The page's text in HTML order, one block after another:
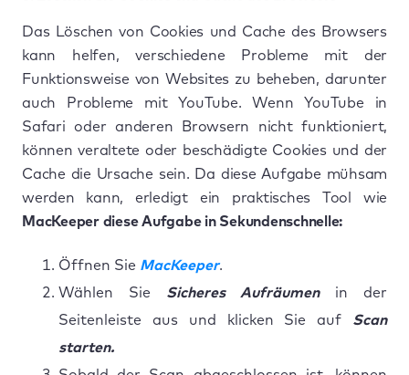
Das Löschen von Cookies und Cache des Browsers
kann helfen, verschiedene Probleme mit der
Funktionsweise von Websites zu beheben, darunter
auch Probleme mit YouTube. Wenn YouTube in
Safari oder anderen Browsern nicht funktioniert,
können veraltete oder beschädigte Cookies und der
Cache die Ursache sein. Da diese Aufgabe mühsam
werden kann, erledigt ein praktisches Tool wie
MacKeeper diese Aufgabe in Sekundenschnelle:
Öffnen Sie MacKeeper.
Wählen Sie Sicheres Aufräumenin der
Seitenleiste aus und klicken Sie auf Scan
starten.